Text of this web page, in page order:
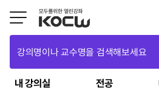
강의명이나 교수명을 검색해보세요
내 강의실 전공